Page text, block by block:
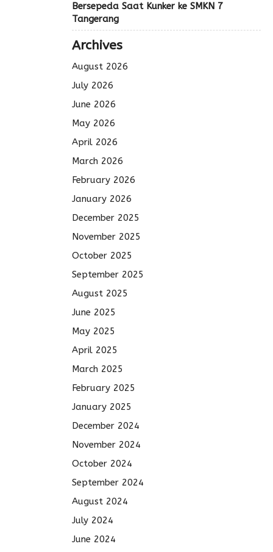
Bersepeda Saat Kunker ke SMKN 7
Tangerang
Archives
August 2026
July 2026
June 2026
May 2026
April 2026
March 2026
February 2026
January 2026
December 2025
November 2025
October 2025
September 2025
August 2025
June 2025
May 2025
April 2025
March 2025
February 2025
January 2025
December 2024
November 2024
October 2024
September 2024
August 2024
July 2024
June 2024